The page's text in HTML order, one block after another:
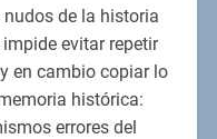
de la historia
evitar repetir
en cambio copiar lo
histórica:
errores del